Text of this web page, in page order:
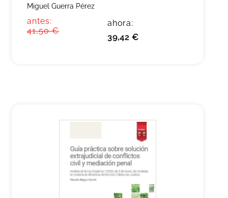
Miguel Guerra Pérez
antes:
41,50 €
ahora:
39,42 €